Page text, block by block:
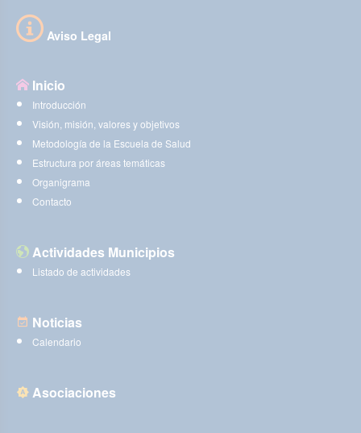
Aviso Legal
Inicio
Introducción
Visión, misión, valores y objetivos
Metodología de la Escuela de Salud
Estructura por áreas temáticas
Organigrama
Contacto
Actividades Municipios
Listado de actividades
Noticias
Calendario
Asociaciones